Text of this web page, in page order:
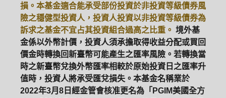
損。本基金適合能承受部份投資於非投資等級債券風
險之穩健型投資人，投資人投資以非投資等級債券為
訴求之基金不宜占其投資組合過高之比重。 境外基
金係以外幣計價，投資人須承擔取得收益分配或買回
價金時轉換回新臺幣可能產生之匯率風險。若轉換當
時之新臺幣兌換外幣匯率相較於原始投資日之匯率升
值時，投資人將承受匯兌損失。本基金名稱業於
2022年3月8日經金管會核准更名為「PGIM美國全方